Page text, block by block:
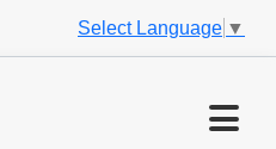
Select Language ▼